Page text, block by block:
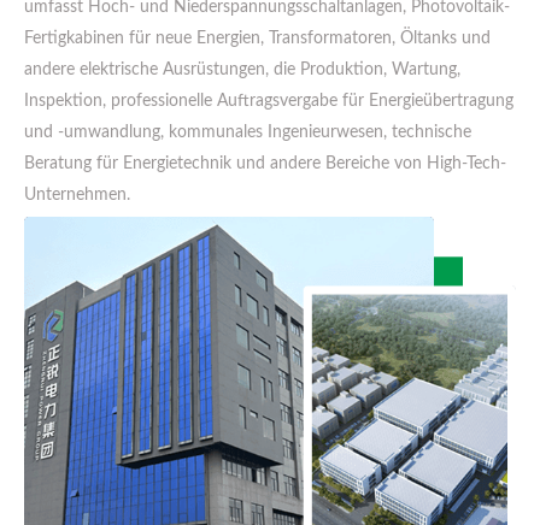
umfasst Hoch- und Niederspannungsschaltanlagen, Photovoltaik-
Fertigkabinen für neue Energien, Transformatoren, Öltanks und
andere elektrische Ausrüstungen, die Produktion, Wartung,
Inspektion, professionelle Auftragsvergabe für Energieübertragung
und -umwandlung, kommunales Ingenieurwesen, technische
Beratung für Energietechnik und andere Bereiche von High-Tech-
Unternehmen.